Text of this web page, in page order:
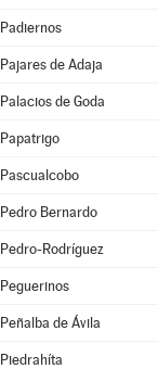
Padiernos
Pajares de Adaja
Palacios de Goda
Papatrigo
Pascualcobo
Pedro Bernardo
Pedro-Rodríguez
Peguerinos
Peñalba de Ávila
Piedrahíta